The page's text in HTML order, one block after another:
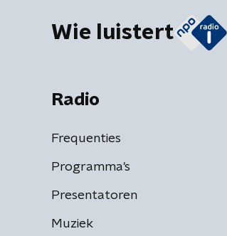
Wie luistert
Radio
Frequenties
Programma's
Presentatoren
Muziek